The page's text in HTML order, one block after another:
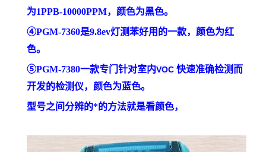
为1PPB-10000PPM，颜色为黑色。
④PGM-7360是9.8ev灯测苯好用的一款，颜色为红
色。
⑤PGM-7380一款专门针对室内VOC 快速准确检测而
开发的检测仪，颜色为蓝色。
型号之间分辨的*的方法就是看颜色，